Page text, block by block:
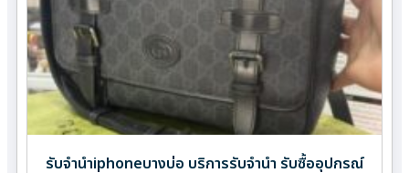
รับจำนำiphoneบางบ่อ บริการรับจำนำ รับซื้ออุปกรณ์